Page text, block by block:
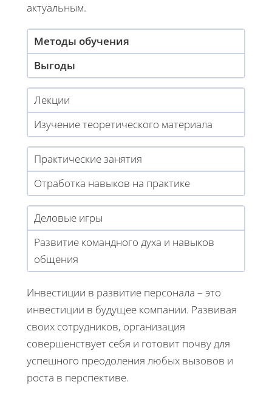
актуальным.
Методы обучения
Выгоды
Лекции
Изучение теоретического материала
Практические занятия
Отработка навыков на практике
Деловые игры
Развитие командного духа и навыков
общения
Инвестиции в развитие персонала – это
инвестиции в будущее компании. Развивая
своих сотрудников, организация
совершенствует себя и готовит почву для
успешного преодоления любых вызовов и
роста в перспективе.